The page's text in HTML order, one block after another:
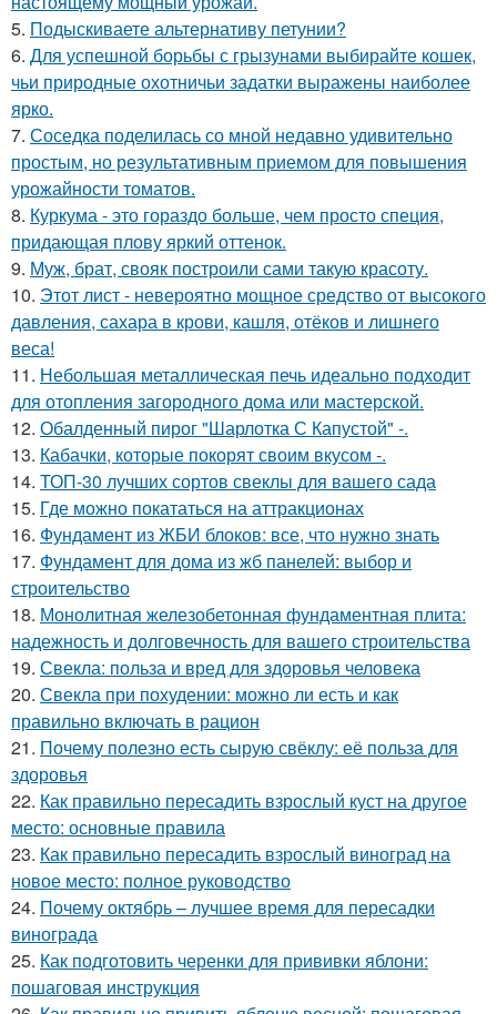
5. Подыскиваете альтернативу петунии?
6. Для успешной борьбы с грызунами выбирайте кошек,
чьи природные охотничьи задатки выражены наиболее
ярко.
7. Соседка поделилась со мной недавно удивительно
простым, но результативным приемом для повышения
урожайности томатов.
8. Куркума - это гораздо больше, чем просто специя,
придающая плову яркий оттенок.
9. Муж, брат, свояк построили сами такую красоту.
10. Этот лист - невероятно мощное средство от высокого
давления, сахара в крови, кашля, отёков и лишнего
веса!
11. Небольшая металлическая печь идеально подходит
для отопления загородного дома или мастерской.
12. Обалденный пирог "Шарлотка С Капустой" -.
13. Кабачки, которые покорят своим вкусом -.
14. ТОП-30 лучших сортов свеклы для вашего сада
15. Где можно покататься на аттракционах
16. Фундамент из ЖБИ блоков: все, что нужно знать
17. Фундамент для дома из жб панелей: выбор и
строительство
18. Монолитная железобетонная фундаментная плита:
надежность и долговечность для вашего строительства
19. Свекла: польза и вред для здоровья человека
20. Свекла при похудении: можно ли есть и как
правильно включать в рацион
21. Почему полезно есть сырую свёклу: её польза для
здоровья
22. Как правильно пересадить взрослый куст на другое
место: основные правила
23. Как правильно пересадить взрослый виноград на
новое место: полное руководство
24. Почему октябрь – лучшее время для пересадки
винограда
25. Как подготовить черенки для прививки яблони:
пошаговая инструкция